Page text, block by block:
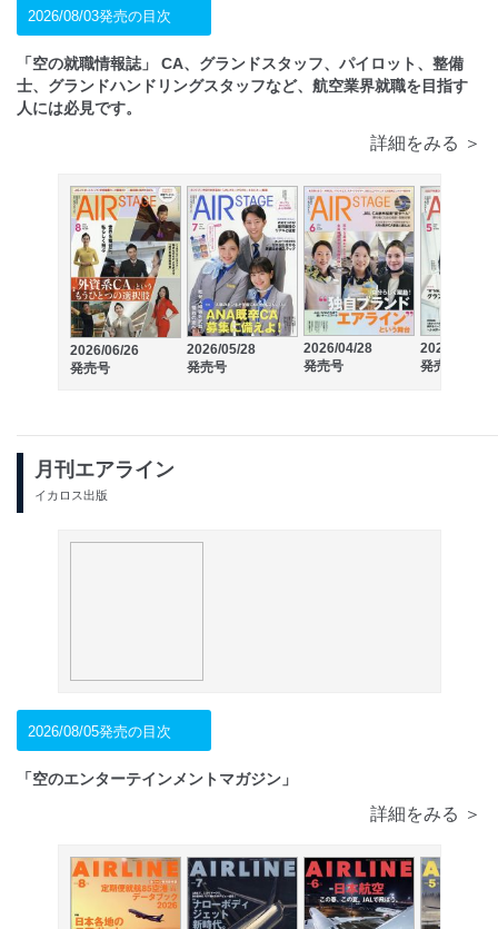
2026/08/03発売の目次
「空の就職情報誌」 CA、グランドスタッフ、パイロット、整備
士、グランドハンドリングスタッフなど、航空業界就職を目指す
人には必見です。
詳細をみる ＞
2026/06/26
発売号
2026/05/28
発売号
2026/04/28
発売号
2026/03/27
発売号
月刊エアライン
イカロス出版
2026/08/05発売の目次
「空のエンターテインメントマガジン」
詳細をみる ＞